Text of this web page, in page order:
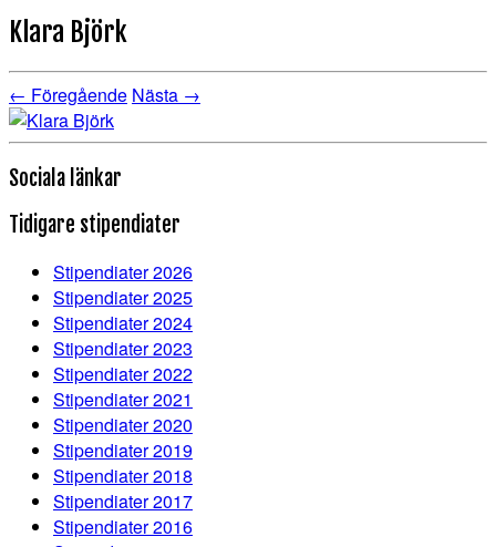
Klara Björk
← Föregående Nästa →
Sociala länkar
Tidigare stipendiater
Stipendiater 2026
Stipendiater 2025
Stipendiater 2024
Stipendiater 2023
Stipendiater 2022
Stipendiater 2021
Stipendiater 2020
Stipendiater 2019
Stipendiater 2018
Stipendiater 2017
Stipendiater 2016